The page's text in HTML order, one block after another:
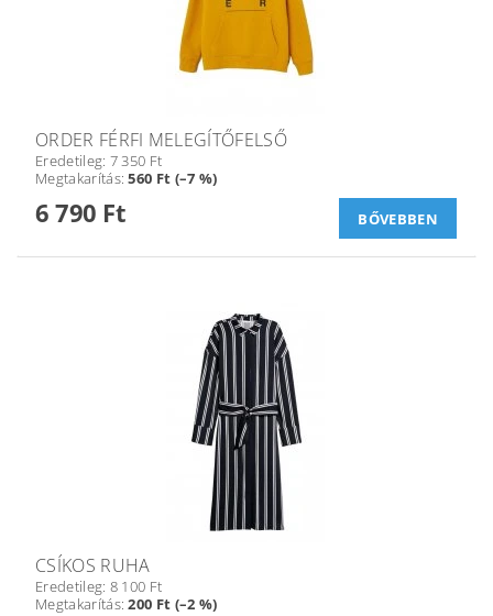
ORDER FÉRFI MELEGÍTŐFELSŐ
Eredetileg: 7 350 Ft
Megtakarítás:560 Ft (–7 %)
6 790 Ft BŐVEBBEN
CSÍKOS RUHA
Eredetileg: 8 100 Ft
Megtakarítás:200 Ft (–2 %)